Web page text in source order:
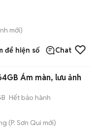
mới)
để hiện số Chat
Ám màn, lưu ảnh
Hết bảo hành
(P. Sơn Qui mới)